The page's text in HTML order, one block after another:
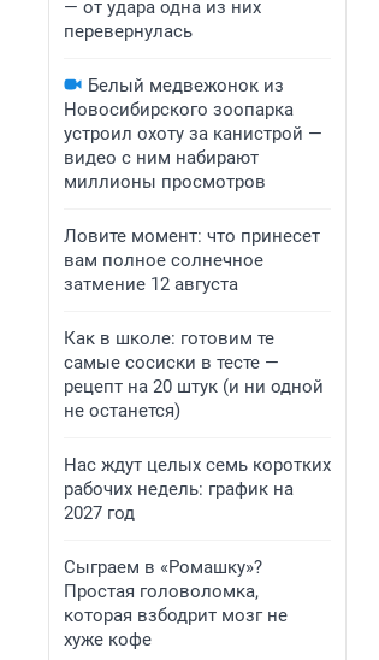
— от удара одна из них
перевернулась
Белый медвежонок из
Новосибирского зоопарка
устроил охоту за канистрой —
видео с ним набирают
миллионы просмотров
Ловите момент: что принесет
вам полное солнечное
затмение 12 августа
Как в школе: готовим те
самые сосиски в тесте —
рецепт на 20 штук (и ни одной
не останется)
Нас ждут целых семь коротких
рабочих недель: график на
2027 год
Сыграем в «Ромашку»?
Простая головоломка,
которая взбодрит мозг не
хуже кофе